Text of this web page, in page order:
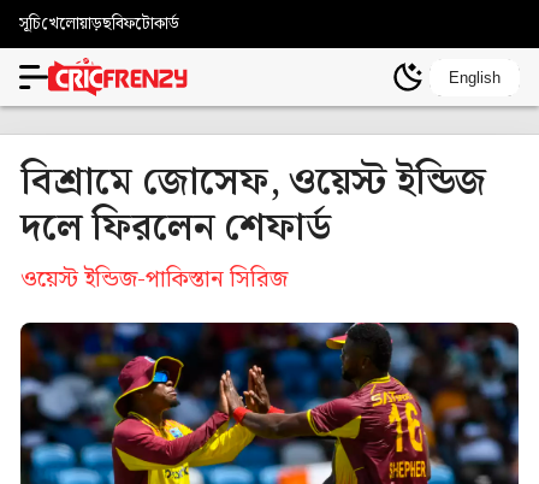
সূচিখেলোয়াড়ছবিফটোকার্ড
English
বিশ্রামে জোসেফ, ওয়েস্ট ইন্ডিজ
দলে ফিরলেন শেফার্ড
ওয়েস্ট ইন্ডিজ-পাকিস্তান সিরিজ